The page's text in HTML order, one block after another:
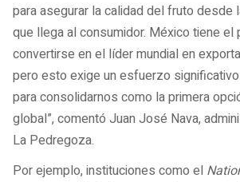
para asegurar la calidad del fruto desde
que llega al consumidor. México tiene el
convertirse en el líder mundial en
pero esto exige un esfuerzo
para consolidarnos como la primera
global”, comentó Juan José Nava,
La Pedregoza.
Por ejemplo, instituciones como el